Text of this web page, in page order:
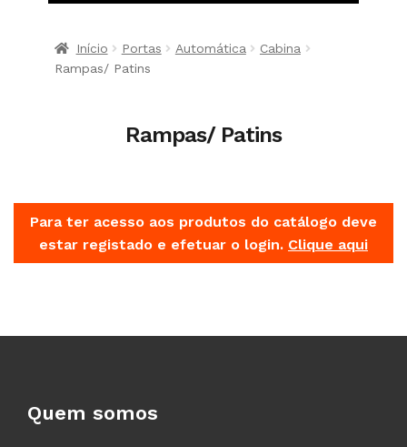
Início Portas Automática
Cabina
Rampas/ Patins
Rampas/ Patins
Para ter acesso aos produtos do catálogo deve
estar registado e efetuar o login. Clique aqui
Quem somos